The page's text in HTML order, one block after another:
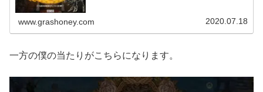
www.grashoney.com 2020.07.18
一方の僕の当たりがこちらになります。